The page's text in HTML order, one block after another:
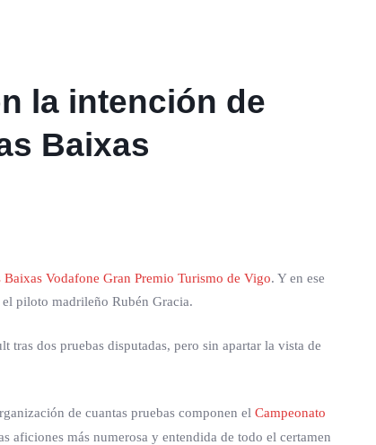
la intención de
Baixas
Vodafone Gran Premio Turismo de Vigo. Y en ese
piloto madrileño Rubén Gracia.
dos pruebas disputadas, pero sin apartar la vista de
de cuantas pruebas componen el Campeonato
más numerosa y entendida de todo el certamen